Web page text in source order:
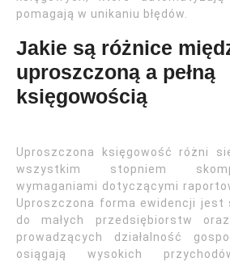
pomagają w unikaniu błędów.
Jakie są różnice
uproszczoną a pełną
księgowością
Uproszczona księgowość różni
wszystkim stopniem
wymaganiami dotyczącymi
Uproszczona forma ewidencji jest
do małych przedsiębiorstw
prowadzących działalność
osiągają wysokich